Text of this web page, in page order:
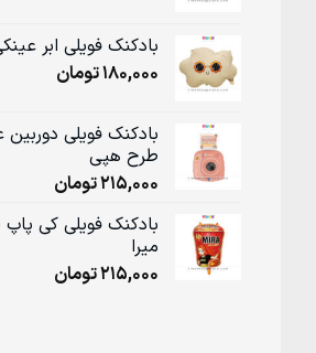
بادکنک فویلی ابر
180,000تومان
بادکنک فویلی
طرح هپی
215,000تومان
بادکنک فویلی کی
میرا
215,000تومان